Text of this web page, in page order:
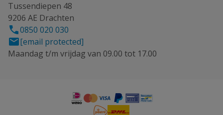
Tussendiepen 48
9206 AE Drachten
0850 020 030
[email protected]
Maandag t/m vrijdag van 09.00 tot 17.00